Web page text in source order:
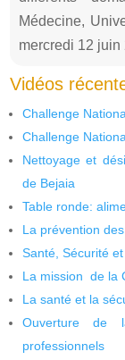
Médecine,
mercredi 12 juin
Vidéos
Challenge
Challenge
Nettoyage et
de Bejaia
Table ronde:
La prévention
Santé, Sécurité
La mission de la
La santé et la
Ouverture de
professionnels